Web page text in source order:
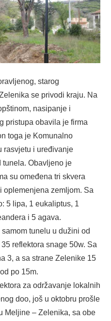
starog
se privodi kraju. Na
nasipanje i
pristupa obavila je firma
toga je Komunalno
rasvjetu i uređivanje
tunela. Obavljeno je
su omeđena tri skvera
oplemenjena zemljom. Sa
5 lipa, 1 eukaliptus, 1
i 5 agava.
tunelu u dužini od
reflektora snage 50w. Sa
3, a sa strane Zelenike 15
po 15m.
za održavanje lokalnih
doo, još u oktobru prošle
Meljine – Zelenika, sa obe